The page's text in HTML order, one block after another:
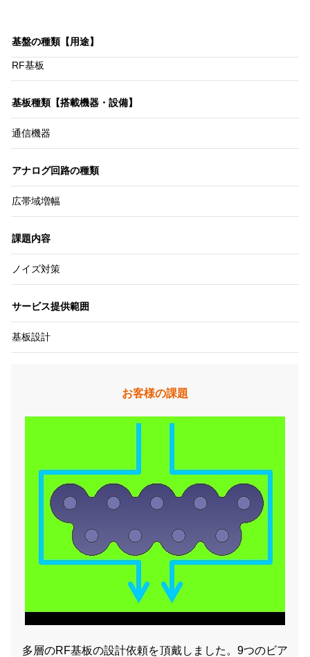
基盤の種類【用途】
RF基板
基板種類【搭載機器・設備】
通信機器
アナログ回路の種類
広帯域増幅
課題内容
ノイズ対策
サービス提供範囲
基板設計
お客様の課題
多層のRF基板の設計依頼を頂戴しました。9つのビア